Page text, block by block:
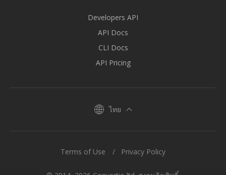
Developers API
API Docs
CLI Docs
API Pricing
ไทย
Terms of Use Privacy Policy